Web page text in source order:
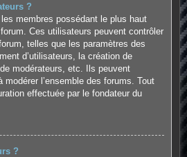
?
les membres possédant le plus haut
Ces utilisateurs peuvent contrôler
telles que les paramètres des
d’utilisateurs, la création de
modérateurs, etc. Ils peuvent
l’ensemble des forums. Tout
effectuée par le fondateur du
?